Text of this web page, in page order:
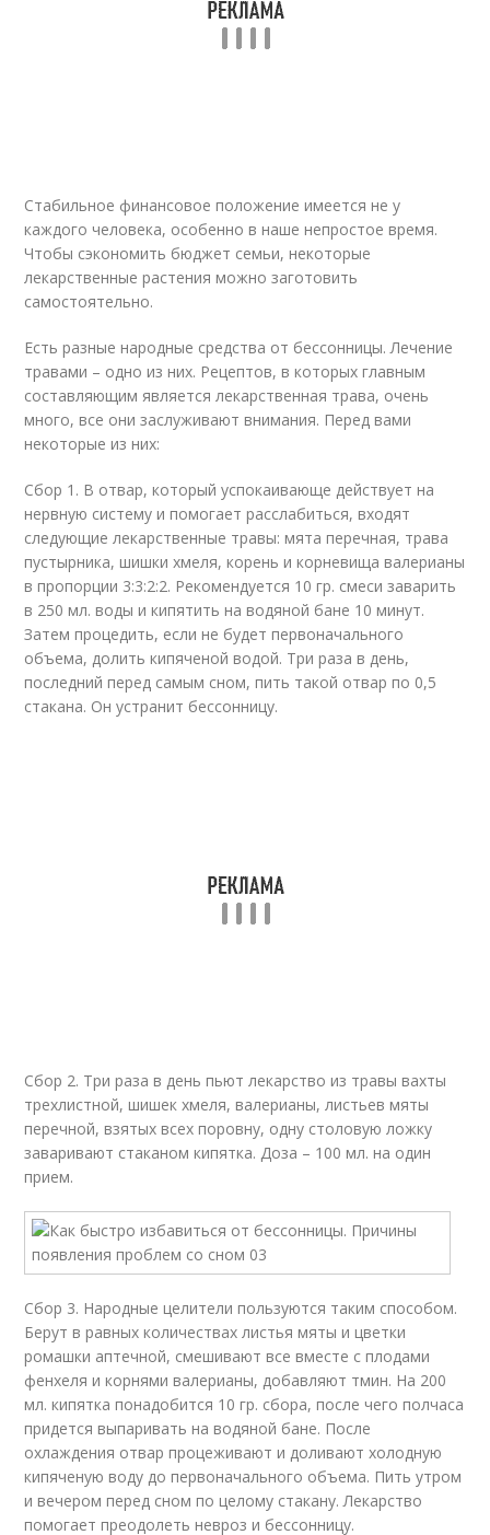
Стабильное финансовое положение имеется не у
каждого человека, особенно в наше непростое время.
Чтобы сэкономить бюджет семьи, некоторые
лекарственные растения можно заготовить
самостоятельно.
Есть разные народные средства от бессонницы. Лечение
травами – одно из них. Рецептов, в которых главным
составляющим является лекарственная трава, очень
много, все они заслуживают внимания. Перед вами
некоторые из них:
Сбор 1. В отвар, который успокаивающе действует на
нервную систему и помогает расслабиться, входят
следующие лекарственные травы: мята перечная, трава
пустырника, шишки хмеля, корень и корневища валерианы
в пропорции 3:3:2:2. Рекомендуется 10 гр. смеси заварить
в 250 мл. воды и кипятить на водяной бане 10 минут.
Затем процедить, если не будет первоначального
объема, долить кипяченой водой. Три раза в день,
последний перед самым сном, пить такой отвар по 0,5
стакана. Он устранит бессонницу.
Сбор 2. Три раза в день пьют лекарство из травы вахты
трехлистной, шишек хмеля, валерианы, листьев мяты
перечной, взятых всех поровну, одну столовую ложку
заваривают стаканом кипятка. Доза – 100 мл. на один
прием.
Сбор 3. Народные целители пользуются таким способом.
Берут в равных количествах листья мяты и цветки
ромашки аптечной, смешивают все вместе с плодами
фенхеля и корнями валерианы, добавляют тмин. На 200
мл. кипятка понадобится 10 гр. сбора, после чего полчаса
придется выпаривать на водяной бане. После
охлаждения отвар процеживают и доливают холодную
кипяченую воду до первоначального объема. Пить утром
и вечером перед сном по целому стакану. Лекарство
помогает преодолеть невроз и бессонницу.